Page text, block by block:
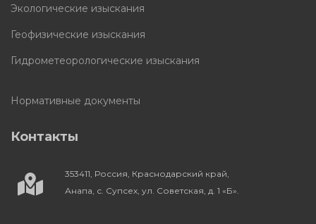
Экологические изыскания
Геофизические изыскания
Гидрометеорологические изыскания
Нормативные документы
Контакты
353411, Россия, Краснодарский край,
Анапа, с. Супсех, ул. Советская, д. 1 «Б».